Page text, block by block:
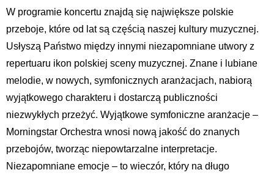
W programie koncertu znajdą się największe polskie
przeboje, które od lat są częścią naszej kultury muzycznej.
Usłyszą Państwo między innymi niezapomniane utwory z
repertuaru ikon polskiej sceny muzycznej. Znane i lubiane
melodie, w nowych, symfonicznych aranżacjach, nabiorą
wyjątkowego charakteru i dostarczą publiczności
niezwykłych przeżyć. Wyjątkowe symfoniczne aranżacje –
Morningstar Orchestra wnosi nową jakość do znanych
przebojów, tworząc niepowtarzalne interpretacje.
Niezapomniane emocje – to wieczór, który na długo